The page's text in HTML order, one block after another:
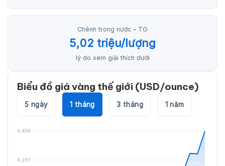
Chênh trong nước – TG
5,02 triệu/lượng
lý do xem giải thích dưới
Biểu đồ giá vàng thế giới (USD/ounce)
5 ngày 1 tháng 3 tháng 1 năm